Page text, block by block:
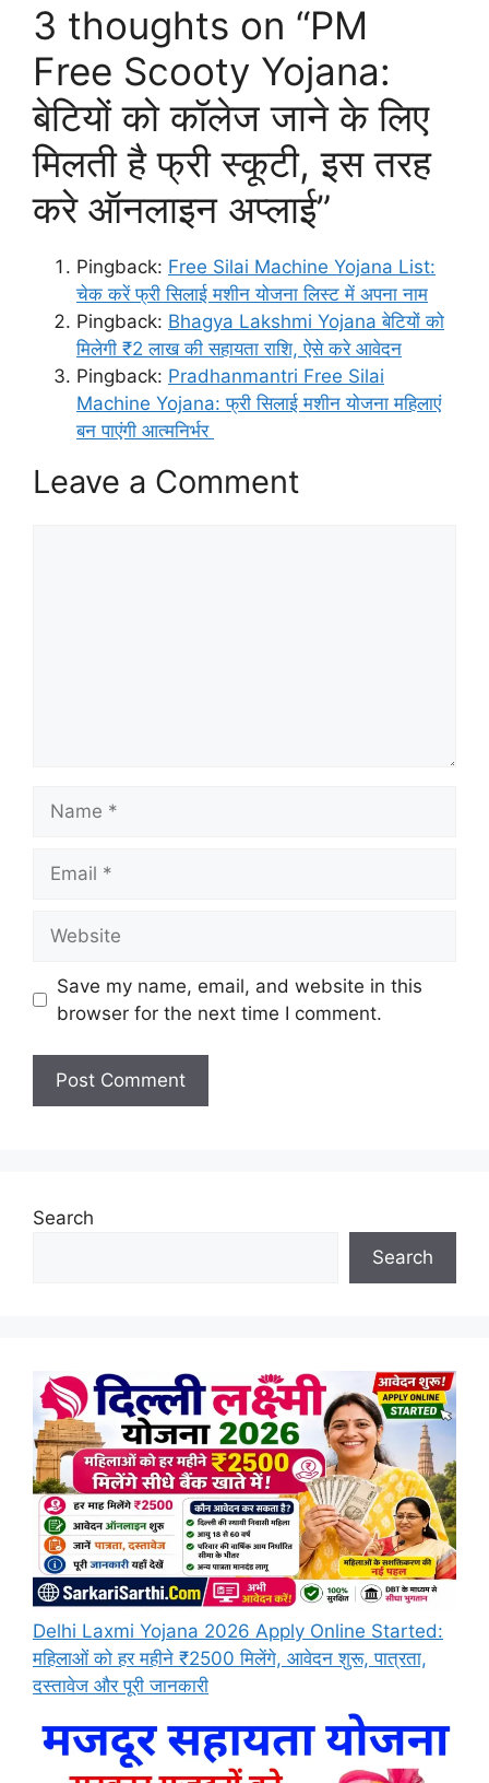
3 thoughts on “PM
Free Scooty Yojana:
बेटियों को कॉलेज जाने के लिए
मिलती है फ्री स्कूटी, इस तरह
करे ऑनलाइन अप्लाई”
Pingback: Free Silai Machine Yojana List:
चेक करें फ्री सिलाई मशीन योजना लिस्ट में अपना नाम
Pingback: Bhagya Lakshmi Yojana बेटियों को
मिलेगी ₹2 लाख की सहायता राशि, ऐसे करे आवेदन
Pingback: Pradhanmantri Free Silai
Machine Yojana: फ्री सिलाई मशीन योजना महिलाएं
बन पाएंगी आत्मनिर्भर
Leave a Comment
Save my name, email, and website in this
browser for the next time I comment.
Search
Search
Delhi Laxmi Yojana 2026 Apply Online Started:
महिलाओं को हर महीने ₹2500 मिलेंगे, आवेदन शुरू, पात्रता,
दस्तावेज और पूरी जानकारी